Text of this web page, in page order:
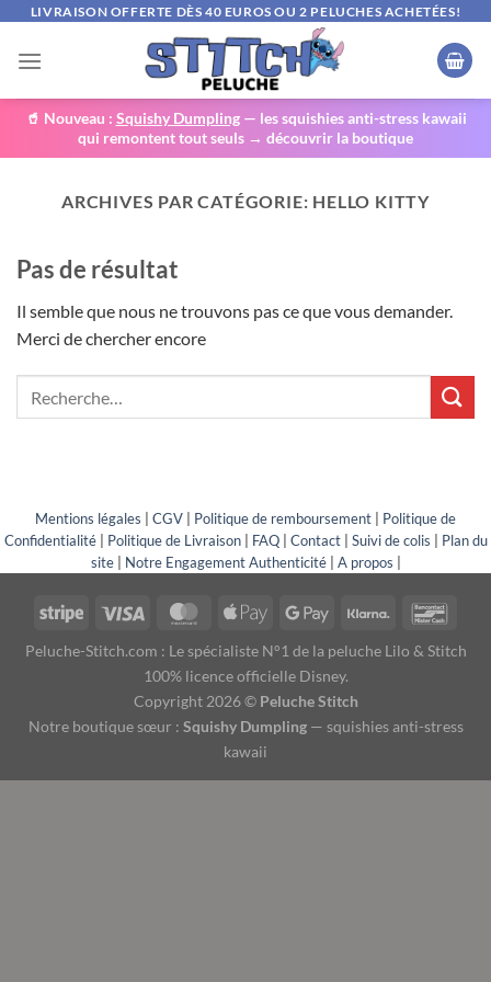
Passer
contenu
LIVRAISON OFFERTE DÈS 40 EUROS OU 2 PELUCHES ACHETÉES!
🥤 Nouveau : Squishy Dumpling— les squishies anti-stress kawaii
qui remontent tout seuls → découvrir la boutique
ARCHIVES PAR CATÉGORIE: HELLO KITTY
Pas de résultat
Il semble que nous ne trouvons pas ce que vous demander.
Merci de chercher encore
Mentions légales CGV Politique de remboursement
Politique de
Confidentialité| Politique de Livraison| FAQ| Contact| Suivi de colis
Plan du
site| Notre Engagement Authenticité| A propos
Peluche-Stitch.com : Le spécialiste N°1 de la peluche Lilo & Stitch
100% licence officielle Disney.
Copyright 2026 © Peluche Stitch
Notre boutique sœur : Squishy Dumpling— squishies anti-stress
kawaii